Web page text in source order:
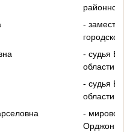
-
- судья
области;
- судья
области;
- мировой